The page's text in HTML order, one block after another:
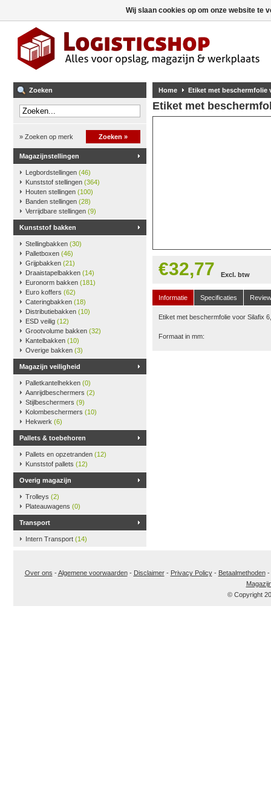
Zoeken
» Zoeken op merk Zoeken »
Magazijnstellingen
Legbordstellingen (46)
Kunststof stellingen (364)
Houten stellingen (100)
Banden stellingen (28)
Verrijdbare stellingen (9)
Kunststof bakken
Stellingbakken (30)
Palletboxen (46)
Grijpbakken (21)
Draaistapelbakken (14)
Euronorm bakken (181)
Euro koffers (62)
Cateringbakken (18)
Distributiebakken (10)
ESD veilig (12)
Grootvolume bakken (32)
Kantelbakken (10)
Overige bakken (3)
Magazijn veiligheid
Palletkantelhekken (0)
Aanrijdbeschermers (2)
Stijlbeschermers (9)
Kolombeschermers (10)
Hekwerk (6)
Pallets & toebehoren
Pallets en opzetranden (12)
Kunststof pallets (12)
Overig magazijn
Trolleys (2)
Plateauwagens (0)
Transport
Intern Transport (14)
Home Etiket met beschermfolie
Etiket met
€32,77 Excl. btw
Informatie Specificaties
Etiket met beschermfolie voor Silafix
Formaat in mm:
Over ons -Algemene voorwaarden- Disclaimer- Privacy Policy- Betaalmethoden-
© Copyright
Wij slaan cookies op om onze website te